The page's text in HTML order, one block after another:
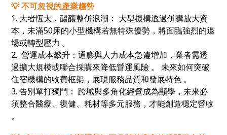
💡 不可忽視的產業趨勢
1. 大者恆大，醞釀整併浪潮： 大型機構透過併購放大資
本，未滿50床的小型機構若無特殊優勢，將面臨強烈的退
場或轉型壓力 。
2. 營運成本攀升：通膨與人力成本急遽增加，業者需透
過擴大規模或聯合採購來降低營運風險 。 未來如何突破
住宿機構的收費框架，展現服務品質和發展特色 。
3. 告別單打獨鬥： 跨域與多角化經營成為顯學，未來必
須整合醫療、復健、耗材等多元服務，才能創造穩定營收
。